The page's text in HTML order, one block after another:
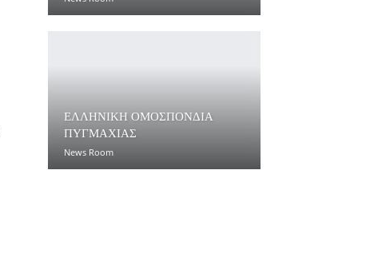
ΕΛΛΗΝΙΚΗ ΟΜΟΣΠΟΝΔΙΑ
ΠΥΓΜΑΧΙΑΣ
News Room